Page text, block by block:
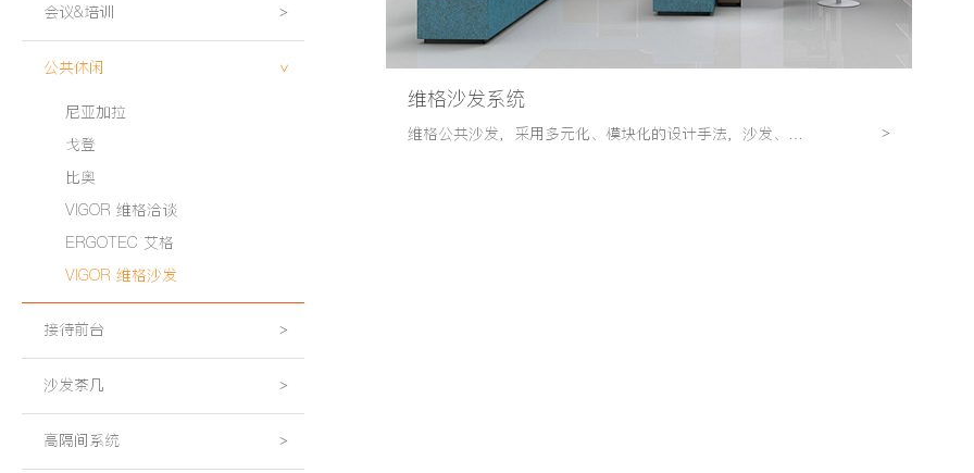
会议&培训 >
公共休闲 >
尼亚加拉
戈登
比奥
VIGOR 维格洽谈
ERGOTEC 艾格
VIGOR 维格沙发
接待前台 >
沙发茶几 >
高隔间系统 >
维格沙发系统
>
维格公共沙发，采用多元化、模块化的设计手法，沙发、靠背、几桌都有多种模块，可灵活组合、混搭，形成开放式洽谈、交流、互动等空间，使空间更有活力。